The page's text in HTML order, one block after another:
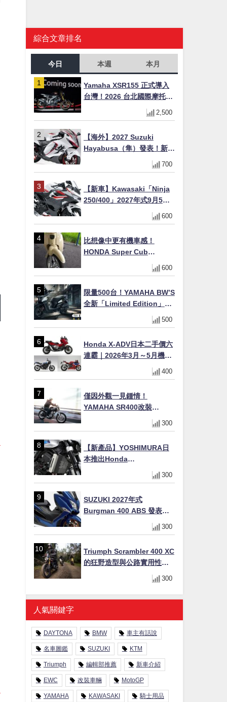
綜合文章排名
今日 本週 本月
Yamaha XSR155 正式導入
台灣！2026 台北國際摩托車
展亮相，70 週年紀念版
YZF-R 系列限量追加販售
2,500
【海外】2027 Suzuki
Hayabusa（隼）發表！新增
Special Edition 特仕版，全
新珍珠白塗裝與專屬配備登
700
【新車】Kawasaki「Ninja
250/400」2027年式9月5日
日本發售！新塗裝登場×價格
不變×輔助滑動式離合器
600
比想像中更有機車感！
HONDA Super Cub
110【Webike愛車精選】
600
限量500台！YAMAHA BW’S
全新「Limited Edition」都
市探索限定色 GOOPiMADE
聯名包同步登場
500
Honda X-ADV日本二手價六
連霸｜2026年3月～5月機車
轉售排行榜 CBR1000RR-R
FIREBLADE SP首度躋身前
400
僅因外觀一見鍾情！
YAMAHA SR400改裝
Tracker風格｜ 女車主的機車
人生蛻變記
300
【新產品】YOSHIMURA日
本推出Honda
CB1000F/CB1000 HORNET
專用水箱護網，六角網紋設
300
SUZUKI 2027年式
Burgman 400 ABS 發表！
8/18日本上市、支援E10汽油
售價98萬100日圓
300
Triumph Scrambler 400 XC
的狂野造型與公路實用性的
300
人氣關鍵字
DAYTONA BMW 車主有話說
名車圖鑑 SUZUKI KTM
Triumph 編輯部推薦 新車介紹
EWC 改裝車輛 MotoGP
YAMAHA KAWASAKI 騎士用品